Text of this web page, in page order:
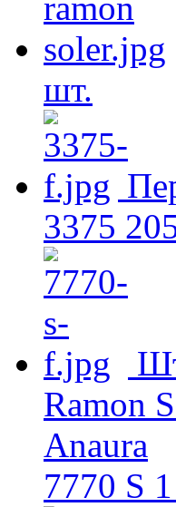
шт.
3375
Ramon
Anaura
7770 S